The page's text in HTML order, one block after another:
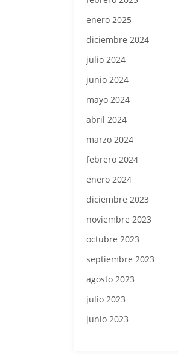
enero 2025
diciembre 2024
julio 2024
junio 2024
mayo 2024
abril 2024
marzo 2024
febrero 2024
enero 2024
diciembre 2023
noviembre 2023
octubre 2023
septiembre 2023
agosto 2023
julio 2023
junio 2023